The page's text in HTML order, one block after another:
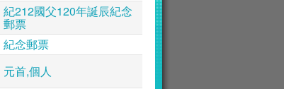
紀212國父120年誕辰紀念
郵票
紀念郵票
元首,個人